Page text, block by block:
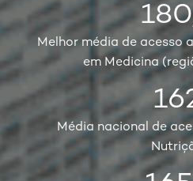
Melhor média de acesso
em Medicina
Média nacional de